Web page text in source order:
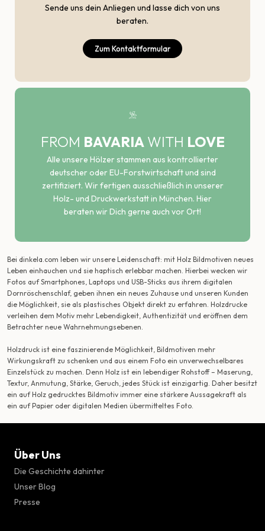
Sende uns dein Anliegen und lasse dich von uns
beraten.
Zum Kontaktformular
FROM BAVARIAWITH LOVE
Alle unsere Hölzer stammen aus kontrollierter
deutscher oder EU-Forstwirtschaft und sind
zertifiziert. Wir fertigen ausschließlich in unserer
Holz- und Druckwerkstatt in München. Hier
beraten wir Dich gerne auch vor Ort!
Bei dinkela.com leben wir unsere Leidenschaft: mit Holz Bildmotiven neues
Leben einhauchen und sie haptisch erlebbar machen. Hierbei wecken wir
Fotos auf Smartphones, Laptops und USB-Sticks aus ihrem digitalen
Dornröschenschlaf, geben ihnen ein neues Zuhause und unseren Kunden
die Möglichkeit, sie als plastisches Objekt direkt zu erfahren. Holzdrucke
verleihen dem Motiv mehr Lebendigkeit, Authentizität und eröffnen dem
Betrachter neue Wahrnehmungsebenen.
Holzdruck ist eine faszinierende Möglichkeit, Bildmotiven mehr
Wirkungskraft zu schenken und aus einem Foto ein unverwechselbares
Einzelstück zu machen. Denn Holz ist ein lebendiger Rohstoff – Maserung,
Textur, Anmutung, Stärke, Geruch, jedes Stück ist einzigartig. Daher besitzt
ein auf Holz gedrucktes Bildmotiv immer eine stärkere Aussagekraft als
ein auf Papier oder digitalen Medien übermitteltes Foto.
Über Uns
Die Geschichte dahinter
Unser Blog
Presse